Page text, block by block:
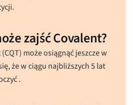
zajść Covalent?
może osiągnąć jeszcze w
że w ciągu najbliższych 5 lat
.